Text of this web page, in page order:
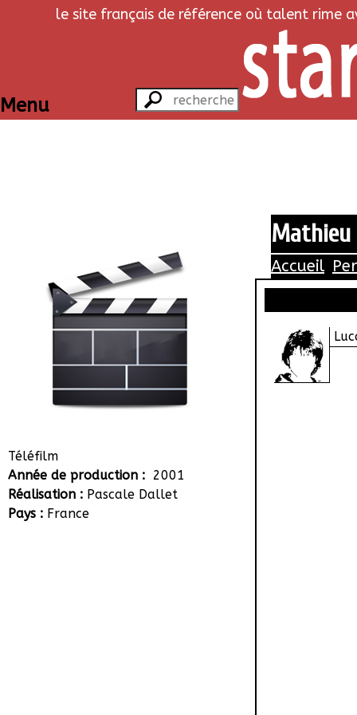
le site français de référence où talent rime
Menu
Téléfilm
Année de production : 2001
Réalisation : Pascale Dallet
Pays : France
Accueil